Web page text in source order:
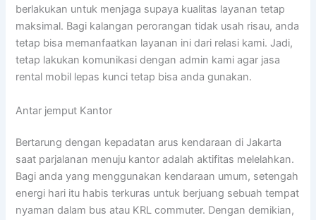
berlakukan untuk menjaga supaya kualitas layanan tetap
maksimal. Bagi kalangan perorangan tidak usah risau, anda
tetap bisa memanfaatkan layanan ini dari relasi kami. Jadi,
tetap lakukan komunikasi dengan admin kami agar jasa
rental mobil lepas kunci tetap bisa anda gunakan.
Antar jemput Kantor
Bertarung dengan kepadatan arus kendaraan di Jakarta
saat parjalanan menuju kantor adalah aktifitas melelahkan.
Bagi anda yang menggunakan kendaraan umum, setengah
energi hari itu habis terkuras untuk berjuang sebuah tempat
nyaman dalam bus atau KRL commuter. Dengan demikian,